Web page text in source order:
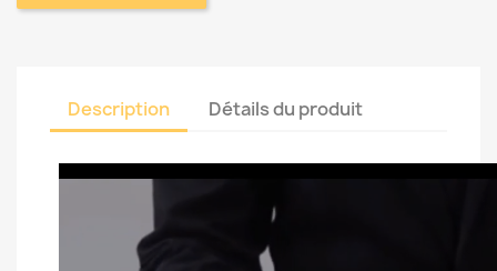
Description Détails du produit